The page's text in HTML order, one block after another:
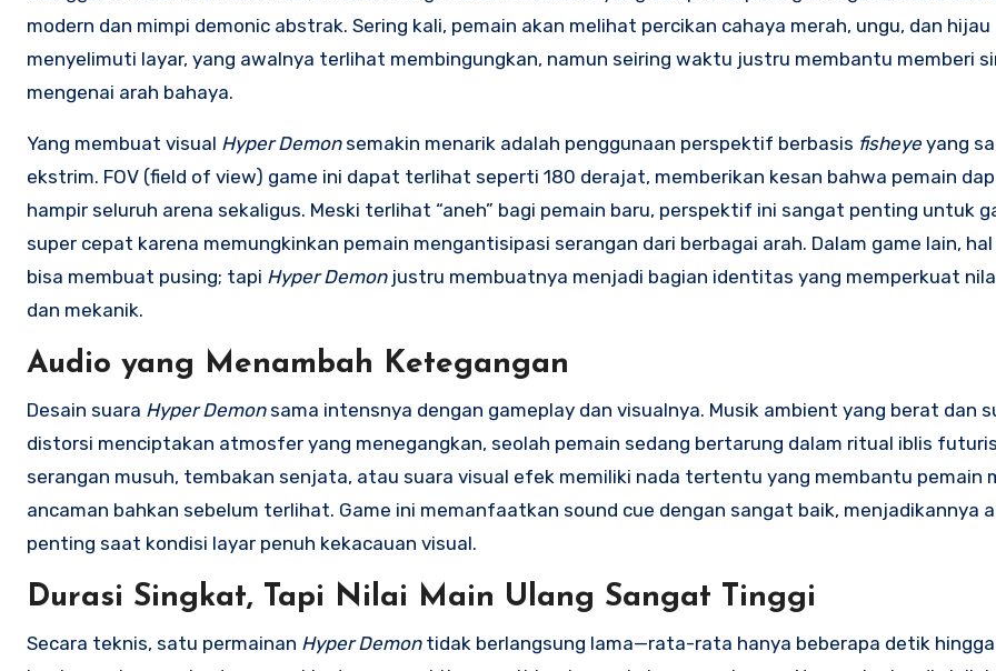
modern dan mimpi demonic abstrak. Sering kali, pemain akan melihat percikan cahaya merah, ungu, dan hijau
menyelimuti layar, yang awalnya terlihat membingungkan, namun seiring waktu justru membantu memberi
mengenai arah bahaya.
Yang membuat visual Hyper Demonsemakin menarik adalah penggunaan perspektif berbasis fisheye yang
ekstrim. FOV (field of view) game ini dapat terlihat seperti 180 derajat, memberikan kesan bahwa pemain
hampir seluruh arena sekaligus. Meski terlihat “aneh” bagi pemain baru, perspektif ini sangat penting untuk
super cepat karena memungkinkan pemain mengantisipasi serangan dari berbagai arah. Dalam game lain,
bisa membuat pusing; tapi Hyper Demonjustru membuatnya menjadi bagian identitas yang memperkuat
dan mekanik.
Audio yang Menambah Ketegangan
Desain suara Hyper Demonsama intensnya dengan gameplay dan visualnya. Musik ambient yang berat dan
distorsi menciptakan atmosfer yang menegangkan, seolah pemain sedang bertarung dalam ritual iblis
serangan musuh, tembakan senjata, atau suara visual efek memiliki nada tertentu yang membantu pemain
ancaman bahkan sebelum terlihat. Game ini memanfaatkan sound cue dengan sangat baik, menjadikannya
penting saat kondisi layar penuh kekacauan visual.
Durasi Singkat, Tapi Nilai Main Ulang Sangat Tinggi
Secara teknis, satu permainan Hyper Demontidak berlangsung lama—rata-rata hanya beberapa detik